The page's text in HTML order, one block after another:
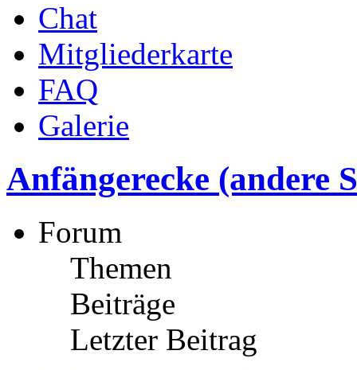
Chat
Mitgliederkarte
FAQ
Galerie
Anfängerecke (andere
Forum
Themen
Beiträge
Letzter Beitrag